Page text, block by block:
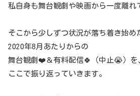
私自身も舞台観劇や映画から一度離れ
そこから少しずつ状況が落ち着き始め
2020年8月あたりからの
舞台観劇❤️＆有料配信🍀（中止😭）を
ここで振り返っていきます。